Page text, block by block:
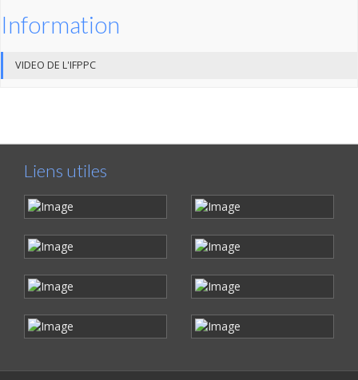
Information
VIDEO DE L'IFPPC
Liens utiles